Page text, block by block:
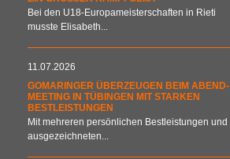
Bei den U18-Europameisterschaften in Rieti
musste Elisabeth...
11.07.2026
GOMARINGER ÜBERZEUGEN BEIM ABEND-
MEETING IN TÜBINGEN MIT STARKEN
BESTLEISTUNGEN
Mit mehreren persönlichen Bestleistungen und
ausgezeichneten...